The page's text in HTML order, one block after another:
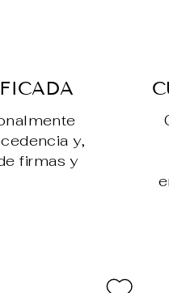
y,
firmas y